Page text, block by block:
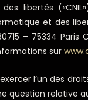
libertés
et des
– 75334 Paris
sur
l’un des
question relative